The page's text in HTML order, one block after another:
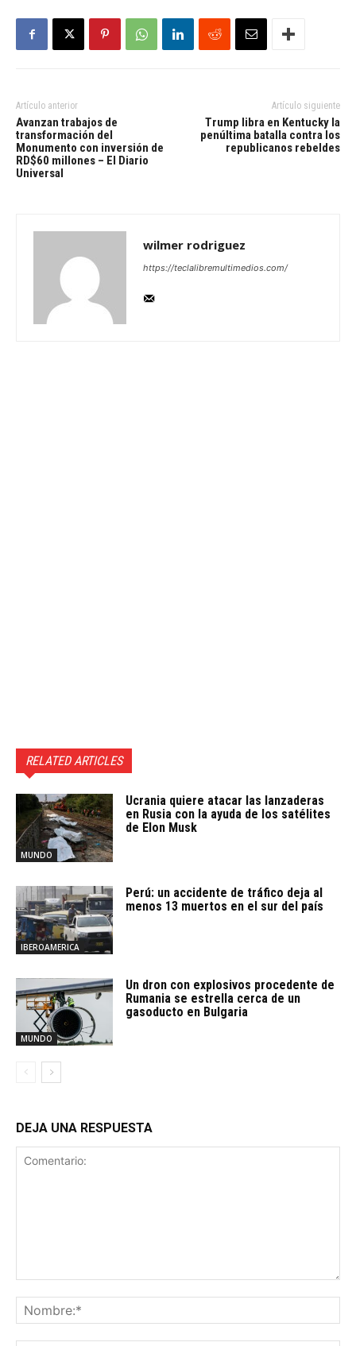
Artículo anterior
Avanzan trabajos de
transformación del
Monumento con inversión de
RD$60 millones – El Diario
Universal
Artículo siguiente
Trump libra en Kentucky la
penúltima batalla contra los
republicanos rebeldes
wilmer rodriguez
https://teclalibremultimedios.com/
RELATED ARTICLES
MUNDO
Ucrania quiere atacar las lanzaderas
en Rusia con la ayuda de los satélites
de Elon Musk
IBEROAMERICA
Perú: un accidente de tráfico deja al
menos 13 muertos en el sur del país
MUNDO
Un dron con explosivos procedente de
Rumania se estrella cerca de un
gasoducto en Bulgaria
DEJA UNA RESPUESTA